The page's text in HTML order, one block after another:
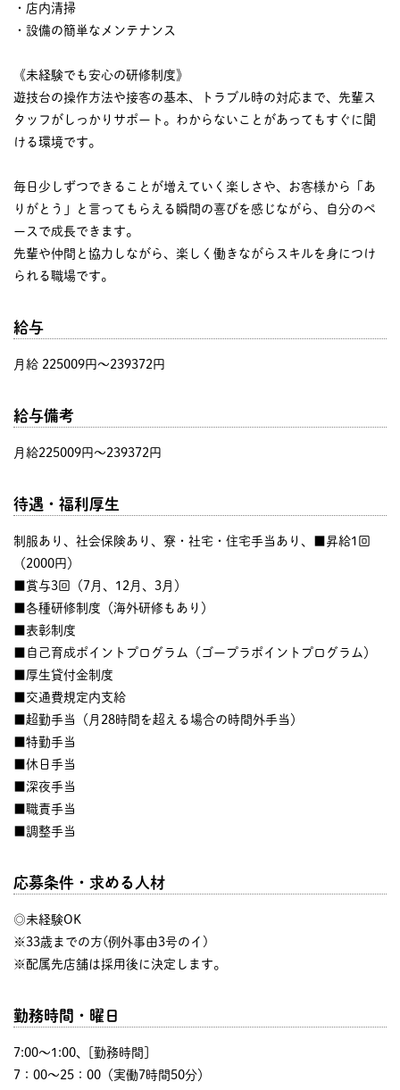
・店内清掃
・設備の簡単なメンテナンス
《未経験でも安心の研修制度》
遊技台の操作方法や接客の基本、トラブル時の対応まで、先輩ス
タッフがしっかりサポート。わからないことがあってもすぐに聞
ける環境です。
毎日少しずつできることが増えていく楽しさや、お客様から「あ
りがとう」と言ってもらえる瞬間の喜びを感じながら、自分のペ
ースで成長できます。
先輩や仲間と協力しながら、楽しく働きながらスキルを身につけ
られる職場です。
給与
月給 225009円〜239372円
給与備考
月給225009円～239372円
待遇・福利厚生
制服あり、社会保険あり、寮・社宅・住宅手当あり、■昇給1回
（2000円）
■賞与3回（7月、12月、3月）
■各種研修制度（海外研修もあり）
■表彰制度
■自己育成ポイントプログラム（ゴープラポイントプログラム）
■厚生貸付金制度
■交通費規定内支給
■超勤手当（月28時間を超える場合の時間外手当）
■特勤手当
■休日手当
■深夜手当
■職責手当
■調整手当
応募条件・求める人材
◎未経験OK
※33歳までの方(例外事由3号のイ)
※配属先店舗は採用後に決定します。
勤務時間・曜日
7:00〜1:00、[勤務時間]
7：00～25：00（実働7時間50分）